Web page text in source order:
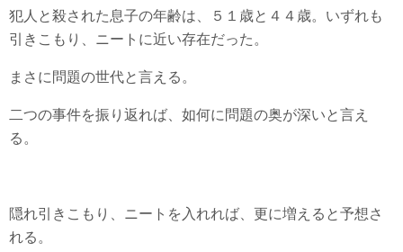
犯人と殺された息子の年齢は、５１歳と４４歳。いずれも
引きこもり、ニートに近い存在だった。
まさに問題の世代と言える。
二つの事件を振り返れば、如何に問題の奥が深いと言え
る。
隠れ引きこもり、ニートを入れれば、更に増えると予想さ
れる。